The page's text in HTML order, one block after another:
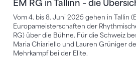
EM RG in Tallinn – die
Vom 4. bis 8. Juni 2025 gehen in Tallin
Europameisterschaften der
RG) über die Bühne. Für die Schweiz
Maria Chiariello und Lauren Grüniger
Mehrkampf bei der Elite.